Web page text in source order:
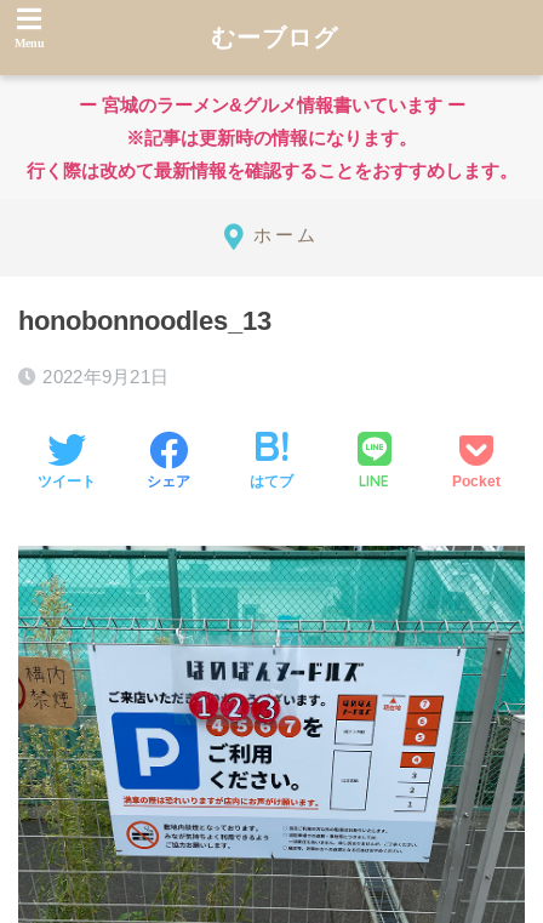
むーブログ
ー 宮城のラーメン&グルメ情報書いています ー
※記事は更新時の情報になります。
行く際は改めて最新情報を確認することをおすすめします。
ホーム
honobonnoodles_13
2022年9月21日
ツイート シェア はてブ LINE Pocket